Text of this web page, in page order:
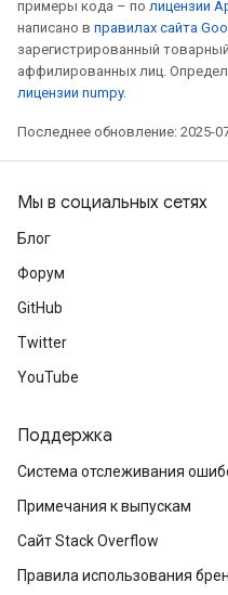
примеры кода – по лицензии
написано в правилах сайта
зарегистрированный
аффилированных лиц.
лицензии numpy.
Последнее обновление: 2025-
Мы в социальных сетях
Блог
Форум
GitHub
Twitter
YouTube
Поддержка
Система отслеживания
Примечания к выпускам
Сайт Stack Overflow
Правила использования